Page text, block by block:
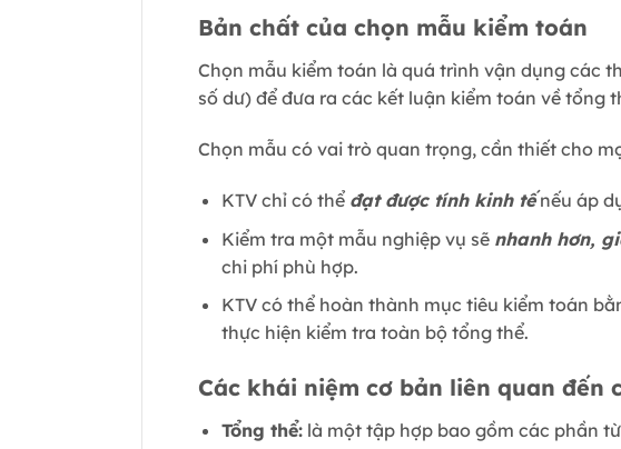
Bản chất của chọn mẫu kiểm toán
Chọn mẫu kiểm toán là quá trình vận dụng các
số dư) để đưa ra các kết luận kiểm toán về tổng
Chọn mẫu có vai trò quan trọng, cần thiết cho
KTV chỉ có thể đạt được tính kinh tếnếu áp
Kiểm tra một mẫu nghiệp vụ sẽ nhanh hơn,
chi phí phù hợp.
KTV có thể hoàn thành mục tiêu kiểm toán
thực hiện kiểm tra toàn bộ tổng thể.
Các khái niệm cơ bản liên quan đến
Tổng thể:là một tập hợp bao gồm các phần